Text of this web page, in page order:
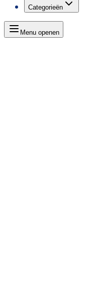
Categorieën
Menu openen